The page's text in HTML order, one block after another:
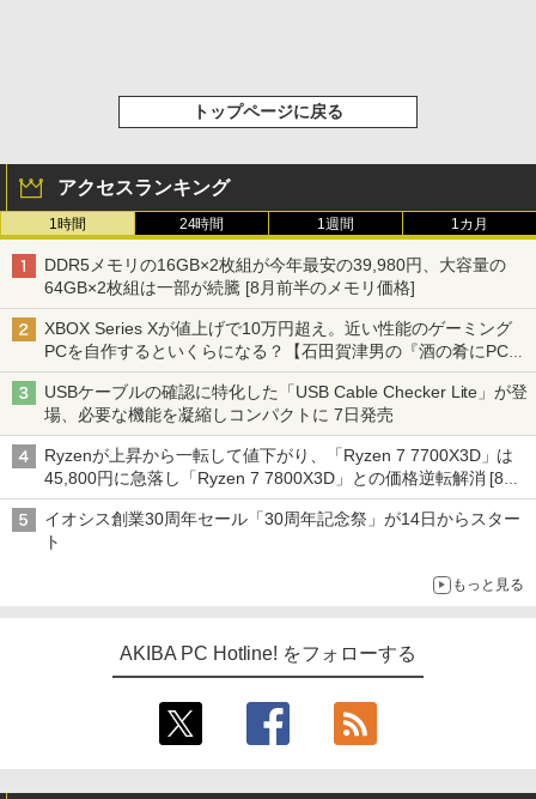
トップページに戻る
アクセスランキング
1時間 24時間 1週間 1カ月
DDR5メモリの16GB×2枚組が今年最安の39,980円、大容量の
64GB×2枚組は一部が続騰 [8月前半のメモリ価格]
XBOX Series Xが値上げで10万円超え。近い性能のゲーミング
PCを自作するといくらになる？【石田賀津男の『酒の肴にPCゲ
ーム』】
USBケーブルの確認に特化した「USB Cable Checker Lite」が登
場、必要な機能を凝縮しコンパクトに 7日発売
Ryzenが上昇から一転して値下がり、「Ryzen 7 7700X3D」は
45,800円に急落し「Ryzen 7 7800X3D」との価格逆転解消 [8月
前半のCPU価格]
イオシス創業30周年セール「30周年記念祭」が14日からスター
ト
もっと見る
AKIBA PC Hotline! をフォローする